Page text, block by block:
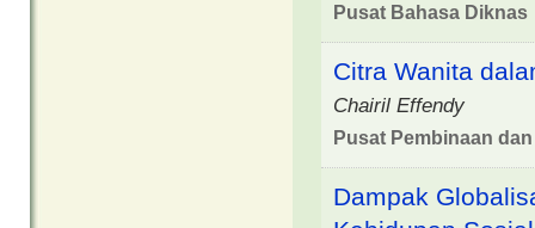
Pusat Bahasa Diknas
Citra Wanita
Chairil Effendy
Pusat Pembinaan
Dampak